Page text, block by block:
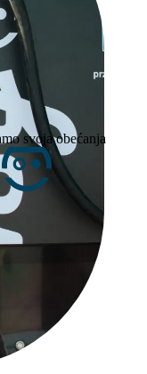
svoja obećanja